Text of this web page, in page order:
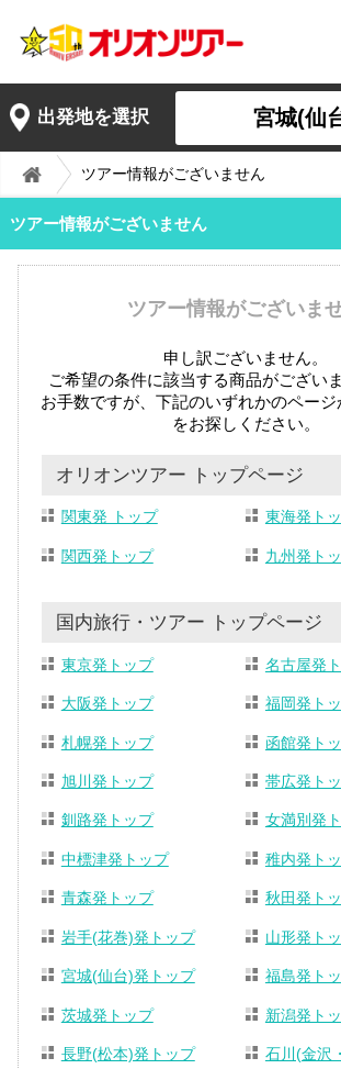
出発地を選択 宮城(仙
ツアー情報がございません
ツアー情報がございません
ツアー情報がございま
申し訳ございません。
ご希望の条件に該当する商品がござい
お手数ですが、下記のいずれかのペー
をお探しください。
オリオンツアー トップページ
関東発 トップ 東海発ト
関西発トップ 九州発ト
国内旅行・ツアー トップページ
東京発トップ 名古屋発
大阪発トップ 福岡発ト
札幌発トップ 函館発ト
旭川発トップ 帯広発ト
釧路発トップ 女満別発
中標津発トップ 稚内発ト
青森発トップ 秋田発ト
岩手(花巻)発トップ 山形発ト
宮城(仙台)発トップ 福島発ト
茨城発トップ 新潟発ト
長野(松本)発トップ 石川(金沢